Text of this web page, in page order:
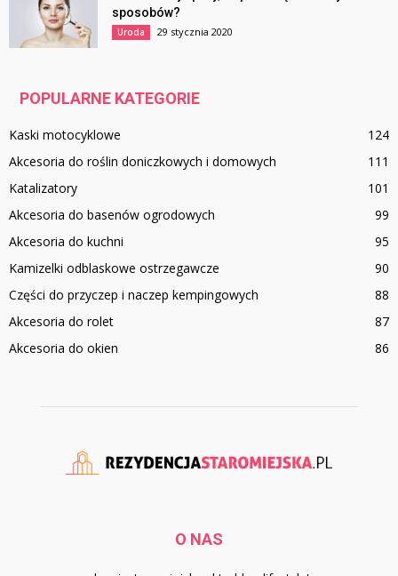
sposobów?
Uroda 29 stycznia 2020
POPULARNE KATEGORIE
Kaski motocyklowe
124
Akcesoria do roślin doniczkowych i domowych
111
Katalizatory
101
Akcesoria do basenów ogrodowych
99
Akcesoria do kuchni
95
Kamizelki odblaskowe ostrzegawcze
90
Części do przyczep i naczep kempingowych
88
Akcesoria do rolet
87
Akcesoria do okien
86
O NAS